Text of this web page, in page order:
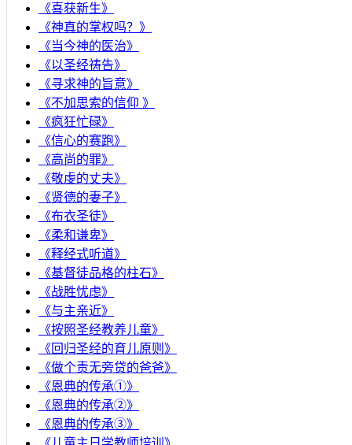
《喜获新生》
《神真的掌权吗？》
《当今神的医治》
《以圣经祷告》
《寻求神的旨意》
《不加思索的信仰 》
《疯狂忙碌》
《信心的赛跑》
《高尚的罪》
《敬虔的丈夫》
《贤德的妻子》
《布衣圣徒》
《柔和谦卑》
《释经式听道》
《基督徒品格的柱石》
《战胜忧虑》
《与主亲近》
《按照圣经教养儿童》
《回归圣经的育儿原则》
《做个责无旁贷的爸爸》
《恩典的传承①》
《恩典的传承②》
《恩典的传承③》